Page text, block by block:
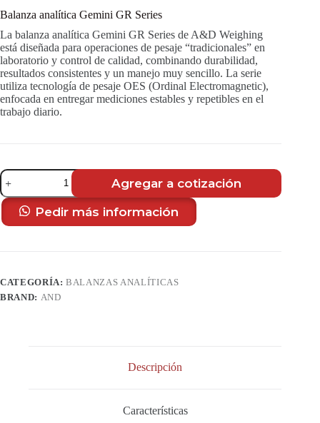
Balanza analítica Gemini GR Series
La balanza analítica Gemini GR Series de A&D Weighing
está diseñada para operaciones de pesaje “tradicionales” en
laboratorio y control de calidad, combinando durabilidad,
resultados consistentes y un manejo muy sencillo. La serie
utiliza tecnología de pesaje OES (Ordinal Electromagnetic),
enfocada en entregar mediciones estables y repetibles en el
trabajo diario.
Balanza
analítica
Gemini
Series
Agregar a cotización
Pedir más información
CATEGORÍA:BALANZAS ANALÍTICAS
BRAND: AND
Descripción
Características